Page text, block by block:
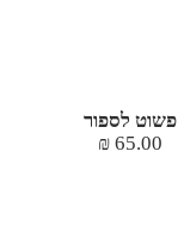
פשוט לספור
65.00
₪